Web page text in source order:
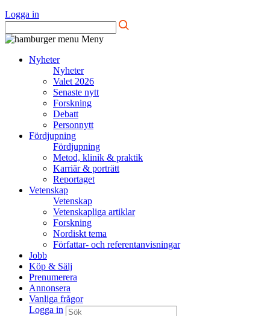
Logga in
Meny
Nyheter
Nyheter
Valet 2026
Senaste nytt
Forskning
Debatt
Personnytt
Fördjupning
Fördjupning
Metod, klinik & praktik
Karriär & porträtt
Reportaget
Vetenskap
Vetenskap
Vetenskapliga artiklar
Forskning
Nordiskt tema
Författar- och referentanvisningar
Jobb
Köp & Sälj
Prenumerera
Annonsera
Vanliga frågor
Logga in